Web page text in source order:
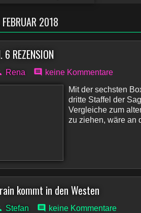
2018
REZENSION
Rena
keine Kommentare
Mit der sechsten
dritte Staffel der
Vergleiche zum
zu ziehen, wäre an
kommt in den Westen
Stefan
keine Kommentare